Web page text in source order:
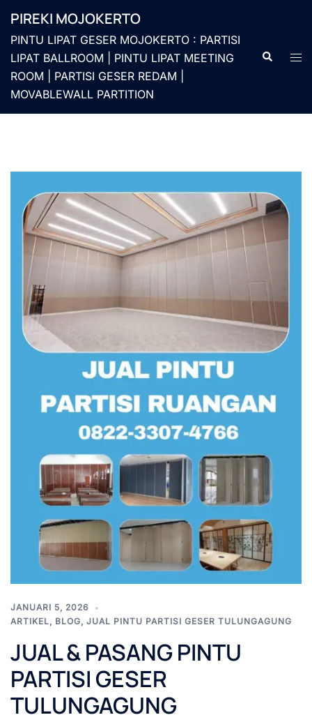
kePIREKI MOJOKERTO
PINTU LIPAT GESER MOJOKERTO : PARTISI
LIPAT BALLROOM | PINTU LIPAT MEETING
ROOM | PARTISI GESER REDAM |
MOVABLEWALL PARTITION
Cari
JANUARI 5, 2026
ARTIKEL, BLOG, JUAL PINTU PARTISI GESER TULUNGAGUNG
JUAL & PASANG PINTU
PARTISI GESER
TULUNGAGUNG